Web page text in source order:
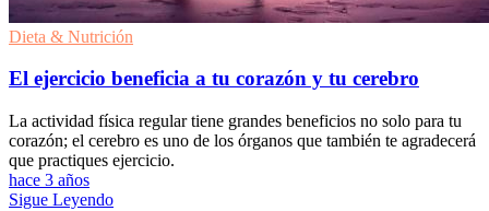
Dieta & Nutrición
El ejercicio beneficia a tu corazón y tu cerebro
La actividad física regular tiene grandes beneficios no solo para tu
corazón; el cerebro es uno de los órganos que también te agradecerá
que practiques ejercicio.
hace 3 años
Sigue Leyendo